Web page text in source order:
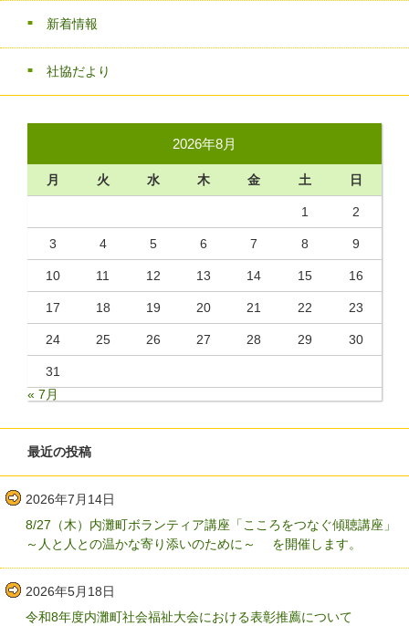
新着情報
社協だより
2026年8月
月 火 水 木 金 土 日
1 2
3 4 5 6 7 8 9
10 11 12 13 14 15 16
17 18 19 20 21 22 23
24 25 26 27 28 29 30
31
« 7月
最近の投稿
2026年7月14日
8/27（木）内灘町ボランティア講座「こころをつなぐ傾聴講座」
～人と人との温かな寄り添いのために～ を開催します。
2026年5月18日
令和8年度内灘町社会福祉大会における表彰推薦について